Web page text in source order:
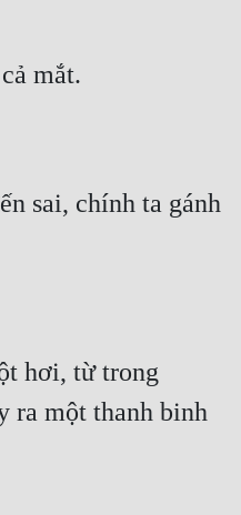
mắt.
sai, chính ta gánh
hơi, từ trong
ra một thanh binh